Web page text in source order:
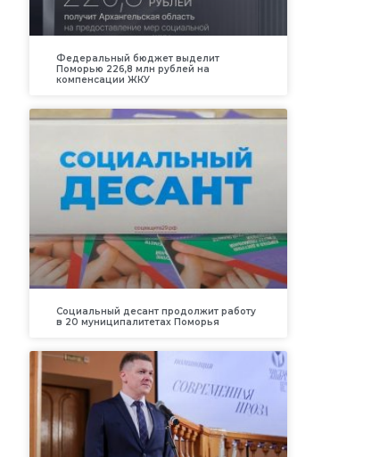
Федеральный бюджет выделит
Поморью 226,8 млн рублей на
компенсации ЖКУ
Социальный десант продолжит работу
в 20 муниципалитетах Поморья